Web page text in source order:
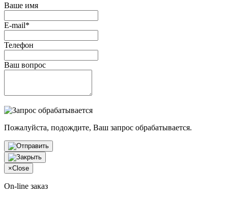
Ваше имя
E-mail*
Телефон
Ваш вопрос
Пожалуйста, подождите, Ваш запрос обрабатывается.
×Close
On-line заказ